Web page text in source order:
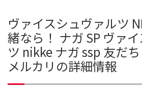
ヴァイスシュヴァルツ
緒なら！ ナガ SP ヴァ
ツ nikke ナガ ssp 友だ
メルカリの詳細情報